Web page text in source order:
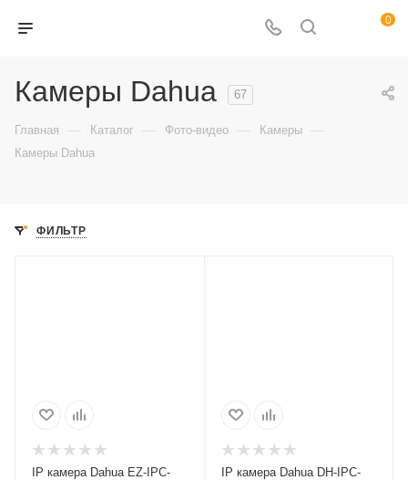
0
Камеры Dahua 67
Главная — Каталог — Фото-видео — Камеры —
Камеры Dahua
ФИЛЬТР
IP камера Dahua EZ-IPC-
IP камера Dahua DH-IPC-